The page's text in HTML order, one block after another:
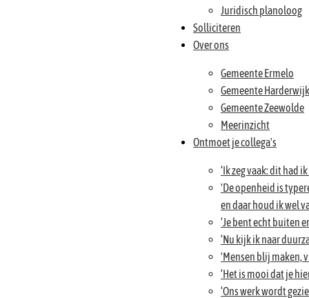
Juridisch planoloog
Solliciteren
Over ons
Gemeente Ermelo
Gemeente Harderwijk
Gemeente Zeewolde
Meerinzicht
Ontmoet je collega's
‘Ik zeg vaak: dit had
'De openheid is
en daar houd ik wel
‘Je bent echt buiten
‘Nu kijk ik naar
'Mensen blij maken,
‘Het is mooi dat je
‘Ons werk wordt